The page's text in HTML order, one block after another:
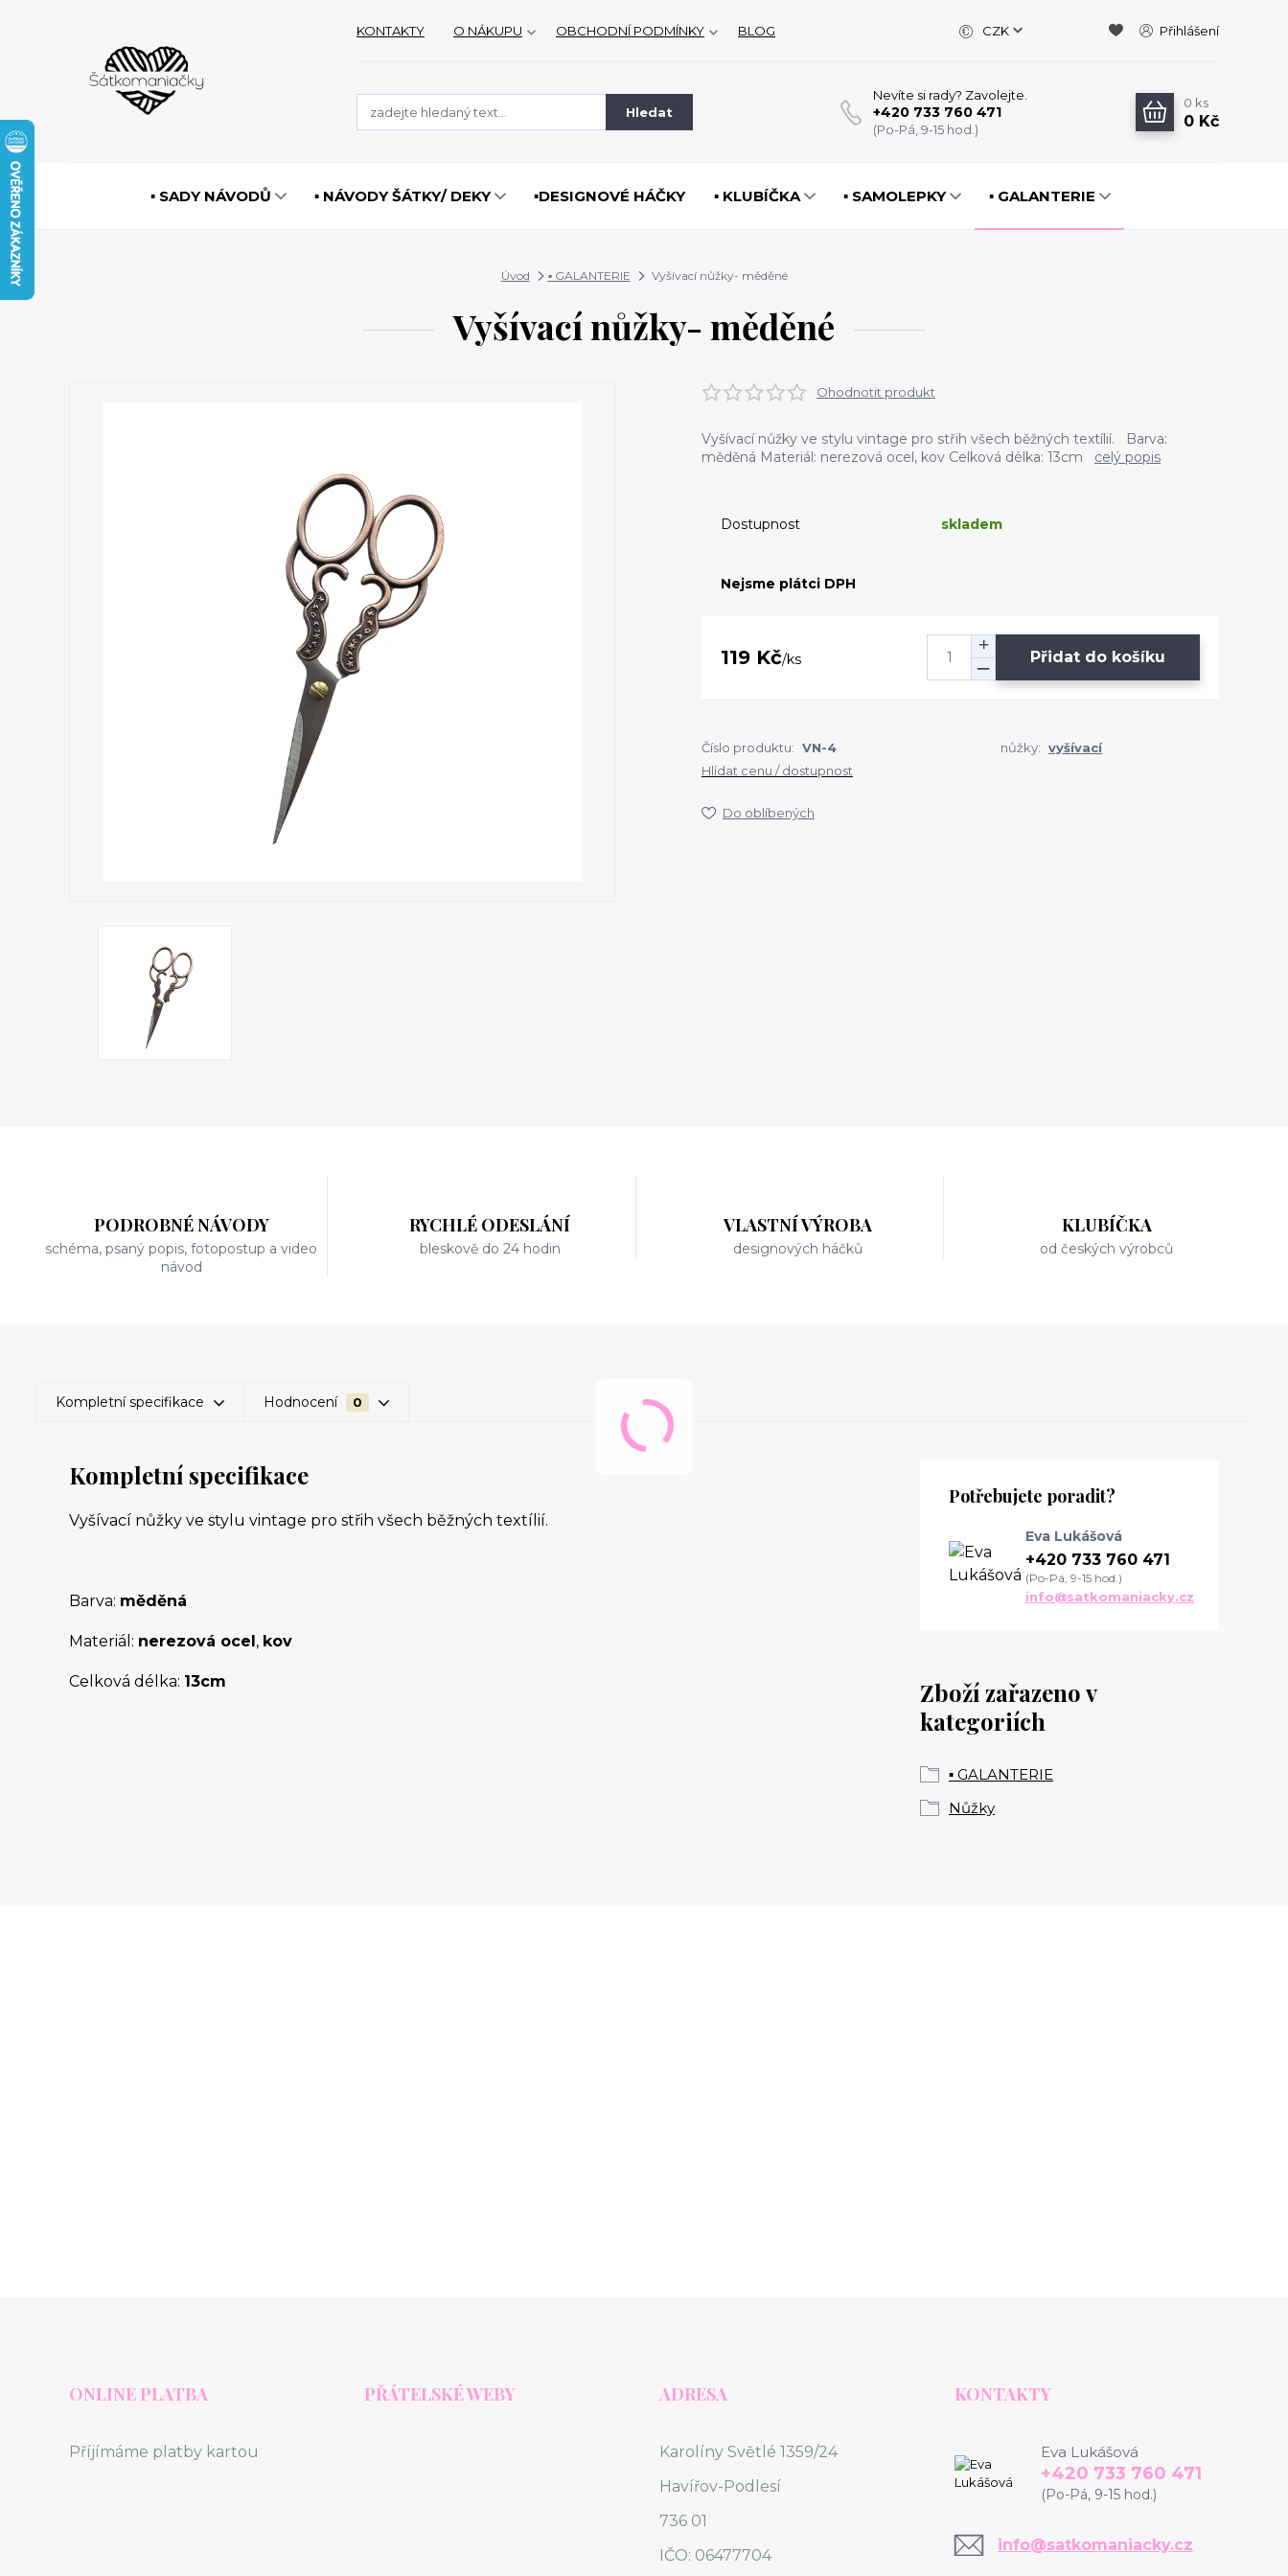
KONTAKTY O NÁKUPU OBCHODNÍ PODMÍNKY BLOG CZK Přihlášení
Hledat
Nevíte si rady? Zavolejte.
+420 733 760 471
(Po-Pá, 9-15 hod.)
0 ks
0 Kč
▪️ SADY NÁVODŮ ▪️ NÁVODY ŠÁTKY/ DEKY ▪️DESIGNOVÉ HÁČKY ▪️ KLUBÍČKA ▪️ SAMOLEPKY ▪️ GALANTERIE
Úvod ▪️ GALANTERIE Vyšívací nůžky- měděné
Vyšívací nůžky- měděné
Ohodnotit produkt
Vyšívací nůžky ve stylu vintage pro střih všech běžných textílií. Barva:
měděná Materiál: nerezová ocel, kov Celková délka: 13cm celý popis
Dostupnost skladem
Nejsme plátci DPH
119 Kč/ks Přidat do košíku
Číslo produktu: VN-4 nůžky: vyšívací
Hlídat cenu / dostupnost
Do oblíbených
PODROBNÉ NÁVODY
schéma, psaný popis, fotopostup a video
návod
RYCHLÉ ODESLÁNÍ
bleskově do 24 hodin
VLASTNÍ VÝROBA
designových háčků
KLUBÍČKA
od českých výrobců
Kompletní specifikace Hodnocení 0
Kompletní specifikace
Vyšívací nůžky ve stylu vintage pro střih všech běžných textílií.
Barva: měděná
Materiál: nerezová ocel, kov
Celková délka: 13cm
Zboží zařazeno v
kategoriích
▪️ GALANTERIE
Nůžky
Potřebujete poradit?
Eva Lukášová
+420 733 760 471
(Po-Pá, 9-15 hod.)
info@satkomaniacky.cz
ONLINE PLATBA
Příjímáme platby kartou
PŘÁTELSKÉ WEBY ADRESA
Karolíny Světlé 1359/24
Havířov-Podlesí
736 01
IČO: 06477704
KONTAKTY
Eva Lukášová
+420 733 760 471
(Po-Pá, 9-15 hod.)
info@satkomaniacky.cz